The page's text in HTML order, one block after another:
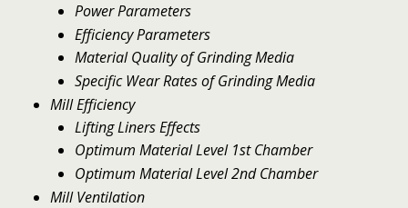
Power Parameters
Efficiency Parameters
Material Quality of Grinding Media
Specific Wear Rates of Grinding Media
Mill Efficiency
Lifting Liners Effects
Optimum Material Level 1st Chamber
Optimum Material Level 2nd Chamber
Mill Ventilation